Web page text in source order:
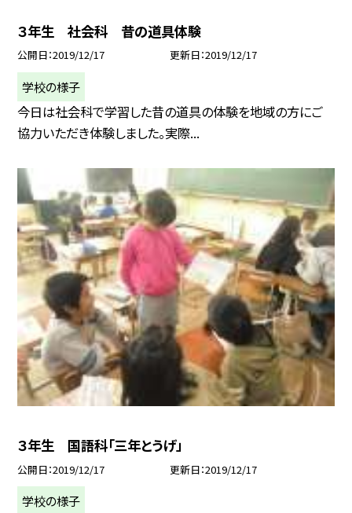
３年生 社会科 昔の道具体験
公開日 2019/12/17 更新日 2019/12/17
学校の様子
今日は社会科で学習した昔の道具の体験を地域の方にご
協力いただき体験しました。実際...
３年生 国語科「三年とうげ」
公開日 2019/12/17 更新日 2019/12/17
学校の様子